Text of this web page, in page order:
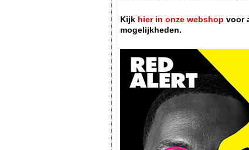
Kijk hier in onze webshop voor
mogelijkheden.